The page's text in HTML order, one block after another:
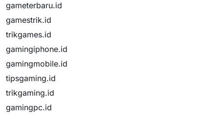
gameterbaru.id
gamestrik.id
trikgames.id
gamingiphone.id
gamingmobile.id
tipsgaming.id
trikgaming.id
gamingpc.id